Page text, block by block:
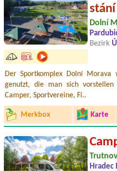
Dolní
Bezirk
Der Sportkomplex Dolní
genutzt, die man sich
Camper, Sportvereine, Fi..
Merkbox Karte
Hradec